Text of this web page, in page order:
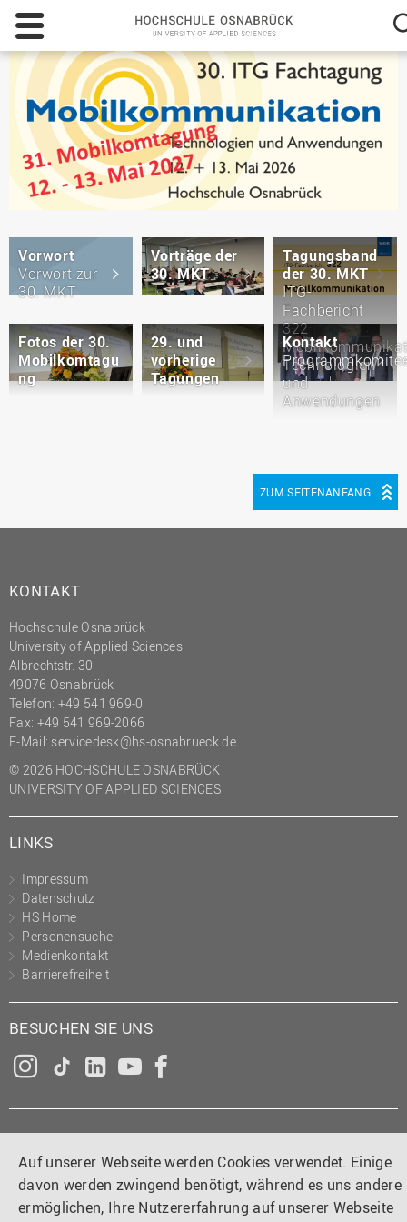
Auf unserer Webseite werden Cookies verwendet. Einige
davon werden zwingend benötigt, während es uns andere
ermöglichen, Ihre Nutzererfahrung auf unserer Webseite
Hochschule
-
University
of
Applied
Sciences
Vorwort
Vorwort zur
30. MKT
Vorträge der
30. MKT
Tagungsband
der 30. MKT
ITG-
Fachbericht
322
Technologien
und
Anwendungen
Fotos der 30.
Mobilkomtagu
ng
29. und
vorherige
Tagungen
Kontakt
ZUM SEITENANFANG
KONTAKT
Hochschule Osnabrück
University of Applied Sciences
Albrechtstr. 30
49076 Osnabrück
Telefon: +49 541 969-0
Fax: +49 541 969-2066
E-Mail: servicedesk@hs-osnabrueck.de
© 2026 HOCHSCHULE OSNABRÜCK
UNIVERSITY OF APPLIED SCIENCES
LINKS
Impressum
Datenschutz
HS Home
Personensuche
Medienkontakt
Barrierefreiheit
BESUCHEN SIE UNS
Instagram
Tiktok
LinkedInYouTube